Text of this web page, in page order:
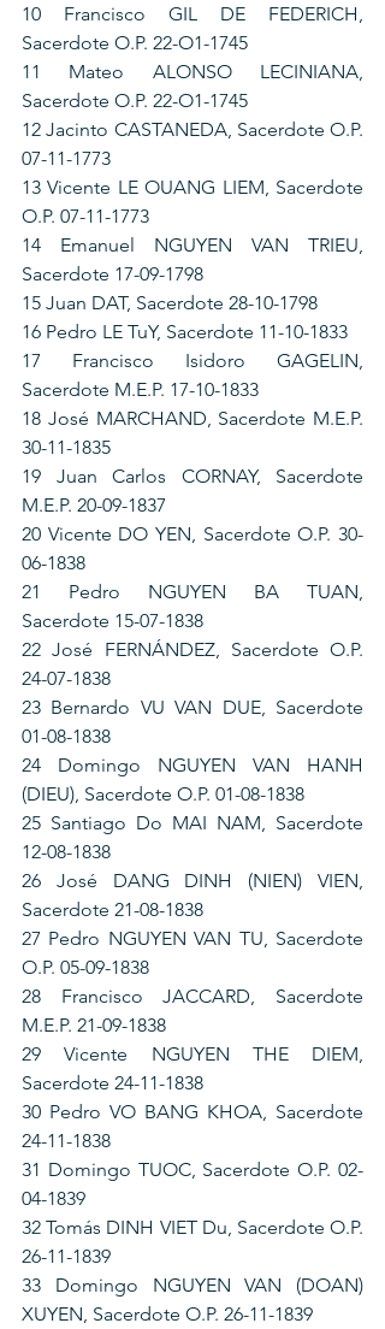
10 Francisco GIL DE FEDERICH,
Sacerdote O.P. 22-O1-1745
11 Mateo ALONSO LECINIANA,
Sacerdote O.P. 22-O1-1745
12 Jacinto CASTANEDA, Sacerdote O.P.
07-11-1773
13 Vicente LE OUANG LIEM, Sacerdote
O.P. 07-11-1773
14 Emanuel NGUYEN VAN TRIEU,
Sacerdote 17-09-1798
15 Juan DAT, Sacerdote 28-10-1798
16 Pedro LE TuY, Sacerdote 11-10-1833
17 Francisco Isidoro GAGELIN,
Sacerdote M.E.P. 17-10-1833
18 José MARCHAND, Sacerdote M.E.P.
30-11-1835
19 Juan Carlos CORNAY, Sacerdote
M.E.P. 20-09-1837
20 Vicente DO YEN, Sacerdote O.P. 30-
06-1838
21 Pedro NGUYEN BA TUAN,
Sacerdote 15-07-1838
22 José FERNÁNDEZ, Sacerdote O.P.
24-07-1838
23 Bernardo VU VAN DUE, Sacerdote
01-08-1838
24 Domingo NGUYEN VAN HANH
(DIEU), Sacerdote O.P. 01-08-1838
25 Santiago Do MAI NAM, Sacerdote
12-08-1838
26 José DANG DINH (NIEN) VIEN,
Sacerdote 21-08-1838
27 Pedro NGUYEN VAN TU, Sacerdote
O.P. 05-09-1838
28 Francisco JACCARD, Sacerdote
M.E.P. 21-09-1838
29 Vicente NGUYEN THE DIEM,
Sacerdote 24-11-1838
30 Pedro VO BANG KHOA, Sacerdote
24-11-1838
31 Domingo TUOC, Sacerdote O.P. 02-
04-1839
32 Tomás DINH VIET Du, Sacerdote O.P.
26-11-1839
33 Domingo NGUYEN VAN (DOAN)
XUYEN, Sacerdote O.P. 26-11-1839